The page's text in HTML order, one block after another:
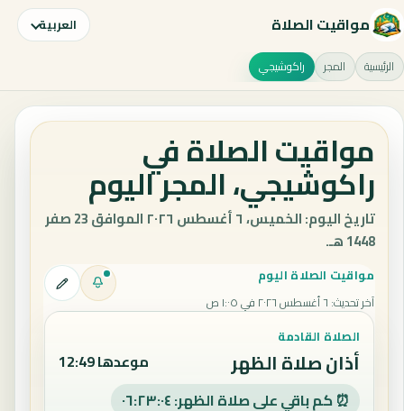
مواقيت الصلاة العربية
الرئيسية المجر راكوشيجي
مواقيت الصلاة في
راكوشيجي، المجر اليوم
تاريخ اليوم: الخميس، ٦ أغسطس ٢٠٢٦ الموافق 23 صفر
1448 هـ.
مواقيت الصلاة اليوم
آخر تحديث: ٦ أغسطس ٢٠٢٦ في ١:٠٥ ص
الصلاة القادمة
أذان صلاة الظهر موعدها 12:49
⏰ كم باقي على صلاة الظهر: ٠٦:٢٣:٠٣